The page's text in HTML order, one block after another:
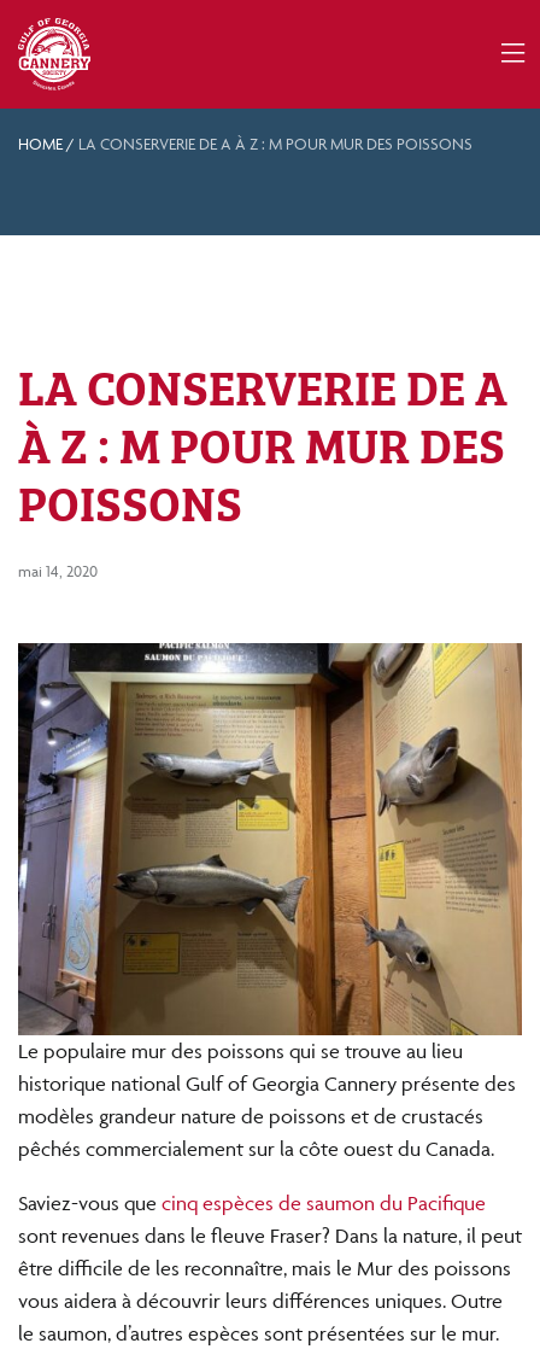
HOME / LA CONSERVERIE DE A À Z : M POUR MUR DES POISSONS
LA CONSERVERIE DE A
À Z : M POUR MUR DES
POISSONS
mai 14, 2020
Le populaire mur des poissons qui se trouve au lieu
historique national Gulf of Georgia Cannery présente des
modèles grandeur nature de poissons et de crustacés
pêchés commercialement sur la côte ouest du Canada.
Saviez-vous que cinq espèces de saumon du Pacifique
sont revenues dans le fleuve Fraser? Dans la nature, il peut
être difficile de les reconnaître, mais le Mur des poissons
vous aidera à découvrir leurs différences uniques. Outre
le saumon, d’autres espèces sont présentées sur le mur.